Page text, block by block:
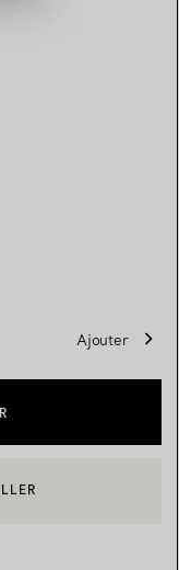
Ajouter
OU PRENDRE RENDEZ-